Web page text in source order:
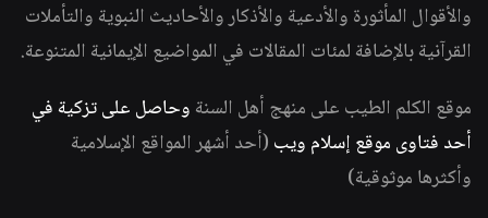
والأقوال المأثورة والأدعية والأذكار والأحاديث النبوية والتأملات
القرآنية بالإضافة لمئات المقالات في المواضيع الإيمانية المتنوعة.
موقع الكلم الطيب على منهج أهل السنة وحاصل على تزكية في
أحد فتاوى موقع إسلام ويب (أحد أشهر المواقع الإسلامية
وأكثرها موثوقية)